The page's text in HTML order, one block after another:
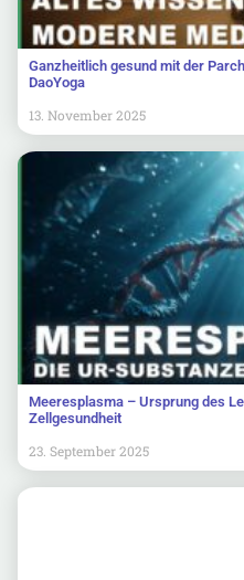
Ganzheitlich gesund mit der
DaoYoga
13. November 2025
Meeresplasma – Ursprung des
Zellgesundheit
23. September 2025